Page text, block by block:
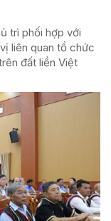
trì phối hợp với
liên quan tổ chức
đất liền Việt